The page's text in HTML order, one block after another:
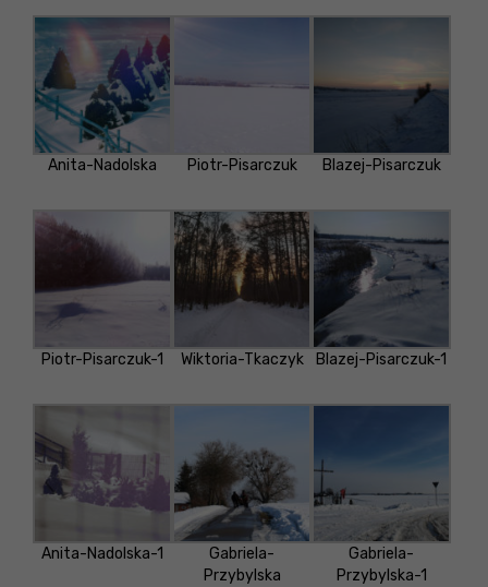
Anita-Nadolska Piotr-Pisarczuk Blazej-Pisarczuk
Piotr-Pisarczuk-1 Wiktoria-Tkaczyk Blazej-Pisarczuk-1
Anita-Nadolska-1
Gabriela-
Przybylska
Gabriela-
Przybylska-1